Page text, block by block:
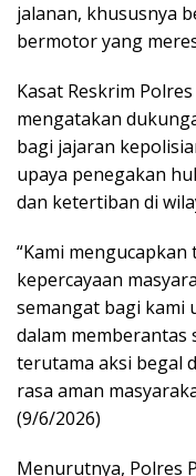
jalanan, khususnya
bermotor yang
Kasat Reskrim
mengatakan
bagi jajaran
upaya penegakan
dan ketertiban di
“Kami
kepercayaan
semangat bagi kami
dalam memberantas
terutama aksi begal
rasa aman
(9/6/2026)
Menurutnya, Polres